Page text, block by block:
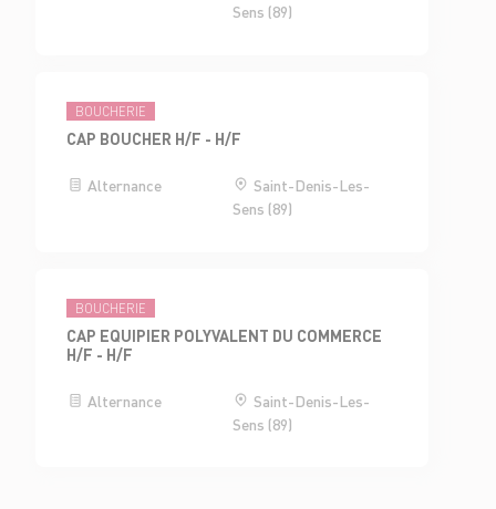
Sens (89)
BOUCHERIE
CAP BOUCHER H/F - H/F
Alternance
Saint-Denis-Les-
Sens (89)
BOUCHERIE
CAP EQUIPIER POLYVALENT DU COMMERCE
H/F - H/F
Alternance
Saint-Denis-Les-
Sens (89)